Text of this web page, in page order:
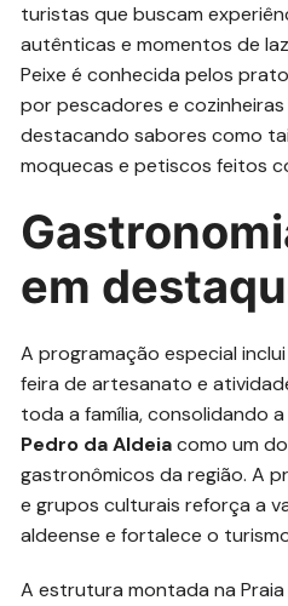
turistas que buscam
autênticas e momentos de
Peixe é conhecida pelos
por pescadores e
destacando sabores como
moquecas e petiscos feitos
em
A programação especial
feira de artesanato e
toda a família, consolidando a
Pedro da Aldeiacomo um
gastronômicos da região. A
e grupos culturais reforça a
aldeense e fortalece o
A estrutura montada na